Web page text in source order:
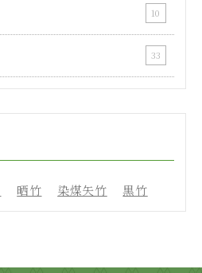
10
33
晒竹 染煤矢竹 黒竹